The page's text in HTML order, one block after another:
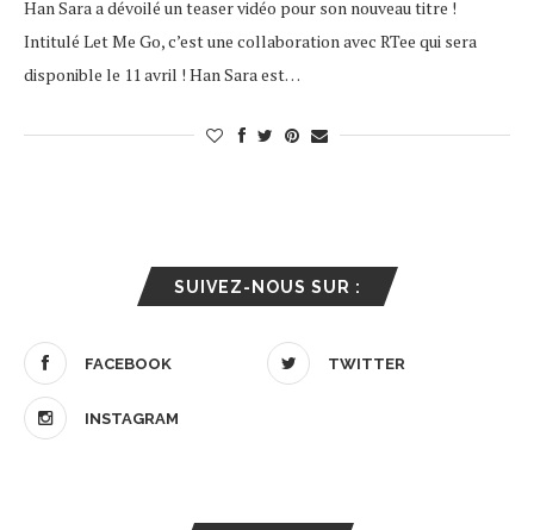
Han Sara a dévoilé un teaser vidéo pour son nouveau titre !
Intitulé Let Me Go, c’est une collaboration avec RTee qui sera
disponible le 11 avril ! Han Sara est…
SUIVEZ-NOUS SUR :
FACEBOOK TWITTER
INSTAGRAM